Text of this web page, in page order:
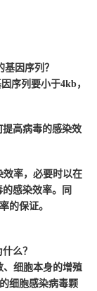
基因序列？
序列要小于4kb，
高病毒的感染效
率，必要时以在
感染效率。同
的保证。
么？
细胞本身的增殖
细胞感染病毒颗